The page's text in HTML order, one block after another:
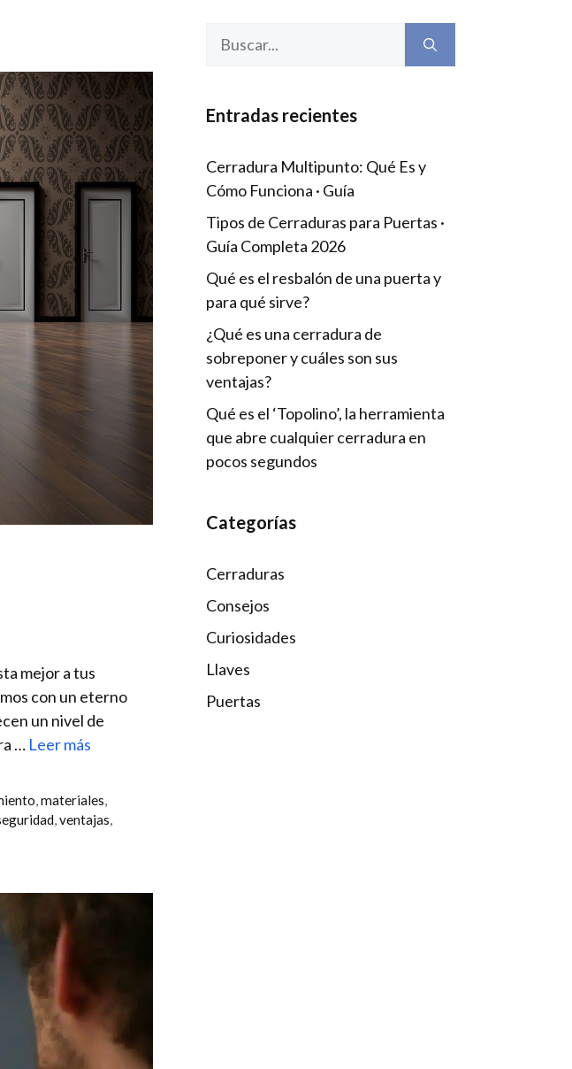
mejor a ⁢tus
con un eterno
un nivel de
… Leer más
,materiales,
,ventajas,
Entradas recientes
Cerradura Multipunto: Qué Es y
Cómo Funciona · Guía
Tipos de Cerraduras para Puertas ·
Guía Completa 2026
Qué es el resbalón de una puerta y
para qué sirve?
¿Qué es una cerradura de
sobreponer y cuáles son sus
ventajas?
Qué es el ‘Topolino’, la herramienta
que abre cualquier cerradura en
pocos segundos
Categorías
Cerraduras
Consejos
Curiosidades
Llaves
Puertas